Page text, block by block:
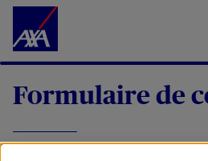
Accéder au Contenu
Formulaire de